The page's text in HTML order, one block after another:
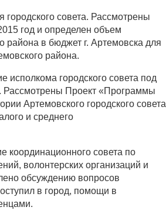
городского совета. Рассмотрены
год и определен объем
района в бюджет г. Артемовска для
района.
исполкома городского совета под
Рассмотрены Проект «Программы
Артемовского городского совета
и среднего
координационного совета по
волонтерских организаций и
обсуждению вопросов
в город, помощи в